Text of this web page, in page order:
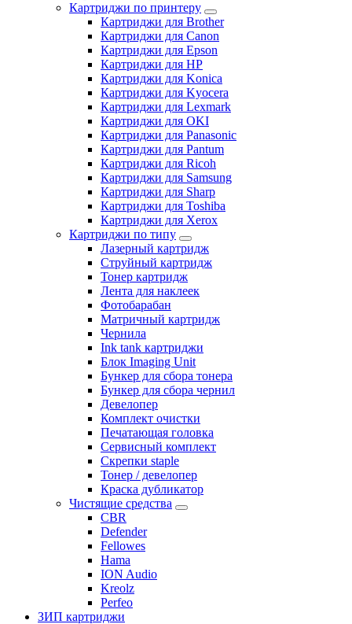
Картриджи по принтеру
Картриджи для Brother
Картриджи для Canon
Картриджи для Epson
Картриджи для HP
Картриджи для Konica
Картриджи для Kyocera
Картриджи для Lexmark
Картриджи для OKI
Картриджи для Panasonic
Картриджи для Pantum
Картриджи для Ricoh
Картриджи для Samsung
Картриджи для Sharp
Картриджи для Toshiba
Картриджи для Xerox
Картриджи по типу
Лазерный картридж
Струйный картридж
Тонер картридж
Лента для наклеек
Фотобарабан
Матричный картридж
Чернила
Ink tank картриджи
Блок Imaging Unit
Бункер для сбора тонера
Бункер для сбора чернил
Девелопер
Комплект очистки
Печатающая головка
Сервисный комплект
Скрепки staple
Тонер / девелопер
Краска дубликатор
Чистящие средства
CBR
Defender
Fellowes
Hama
ION Audio
Kreolz
Perfeo
ЗИП картриджи